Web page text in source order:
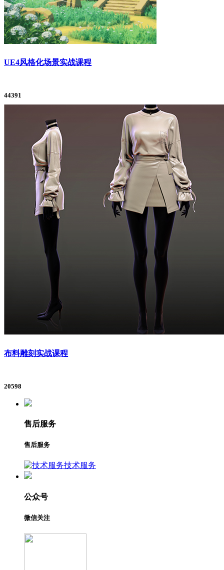
UE4风格化场景实战课程
44391
布料雕刻实战课程
20598
售后服务
售后服务
技术服务
公众号
微信关注